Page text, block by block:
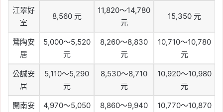
江翠好
室
8,560 元
11,820～14,780
元
15,350 元
鶯陶安
居
5,000～5,520
元
8,260～8,830
元
10,710～10,780
元
公誠安
居
5,110～5,290
元
8,530～8,710
元
10,920～10,980
元
開南安
4,970～5,050
8,860～9,940
10,770～10,870